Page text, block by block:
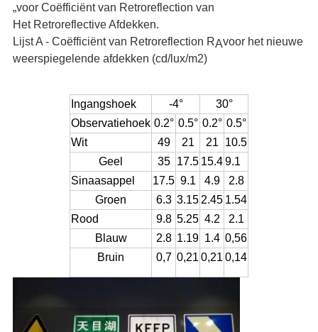
„voor Coëfficiënt van Retroreflection van
Het Retroreflective Afdekken.
Lijst A - Coëfficiënt van Retroreflection RAvoor het nieuwe
weerspiegelende afdekken (cd/lux/m2)
Ingangshoek -4°
30°
Observatiehoek 0.2° 0.5° 0.2° 0.5°
Wit
49 21 21
10.5
Geel
35 17.5 15.49.1
Sinaasappel
17.5 9.1 4.9
2.8
Groen
6.3 3.15 2.45 1.54
Rood
9.8 5.25 4.2
2.1
Blauw
2.8 1.19 1.4 0,56
Bruin
0,7 0,21 0,21 0,14